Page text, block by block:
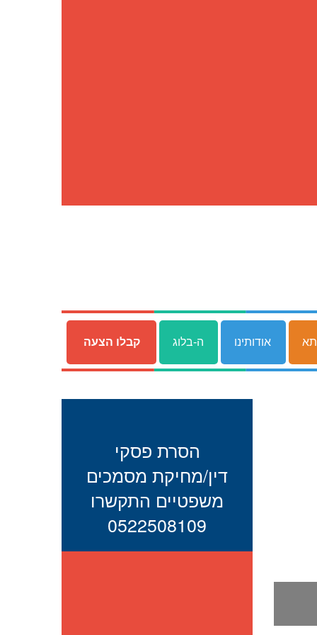
אודותינו ה-בלוג קבלו הצעה
הסרת פסקי
דין/מחיקת מסמכים
משפטיים התקשרו
0522508109